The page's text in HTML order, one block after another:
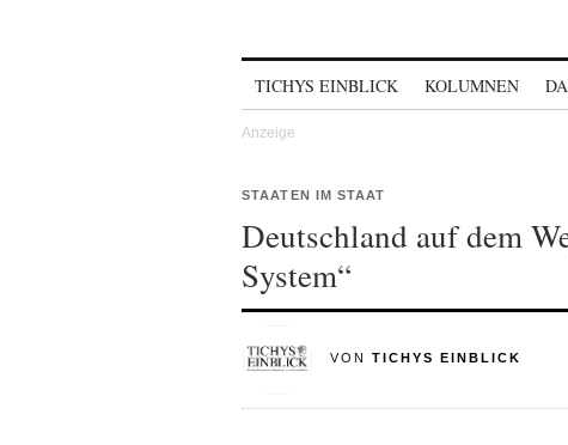
TICHYS EINBLICK KOLUMNEN
STAATEN IM STAAT
Deutschland auf dem
System“
VON TICHYS EINBLICK